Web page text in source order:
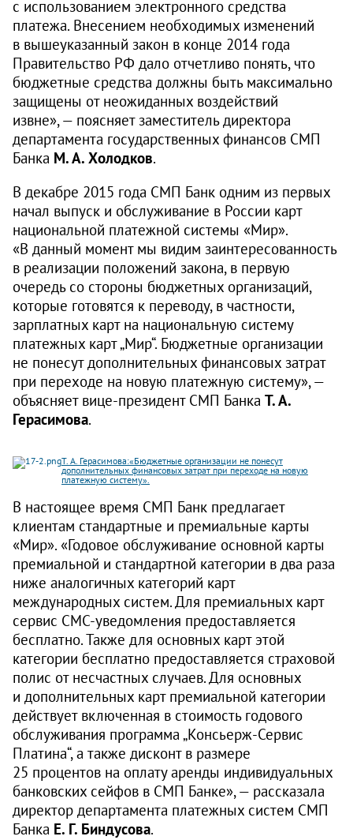
с использованием электронного средства
платежа. Внесением необходимых изменений
в вышеуказанный закон в конце 2014 года
Правительство РФ дало отчетливо понять, что
бюджетные средства должны быть максимально
защищены от неожиданных воздействий
извне», — поясняет заместитель директора
департамента государственных финансов СМП
Банка М. А. Холодков.
В декабре 2015 года СМП Банк одним из первых
начал выпуск и обслуживание в России карт
национальной платежной системы «Мир».
«В данный момент мы видим заинтересованность
в реализации положений закона, в первую
очередь со стороны бюджетных организаций,
которые готовятся к переводу, в частности,
зарплатных карт на национальную систему
платежных карт „Мир“. Бюджетные организации
не понесут дополнительных финансовых затрат
при переходе на новую платежную систему», —
объясняет вице-президент СМП Банка Т. А.
Герасимова.
Т. А. Герасимова:«Бюджетные организации не понесут
дополнительных финансовых затрат при переходе на новую
платежную систему».
В настоящее время СМП Банк предлагает
клиентам стандартные и премиальные карты
«Мир». «Годовое обслуживание основной карты
премиальной и стандартной категории в два раза
ниже аналогичных категорий карт
международных систем. Для премиальных карт
сервис СМС-уведомления предоставляется
бесплатно. Также для основных карт этой
категории бесплатно предоставляется страховой
полис от несчастных случаев. Для основных
и дополнительных карт премиальной категории
действует включенная в стоимость годового
обслуживания программа „Консь­ерж-Сервис
Платина“, а также дисконт в размере
25 процентов на оплату аренды индивидуальных
банковских сейфов в СМП Банке», — рассказала
директор департамента платежных систем СМП
Банка Е. Г. Биндусова.